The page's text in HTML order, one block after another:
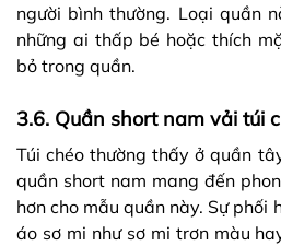
người bình thường. Loại quần
những ai thấp bé hoặc thích
bỏ trong quần.
3.6. Quần short nam vải túi
Túi chéo thường thấy ở quần
quần short nam mang đến
hơn cho mẫu quần này. Sự phối
áo sơ mi như sơ mi trơn màu